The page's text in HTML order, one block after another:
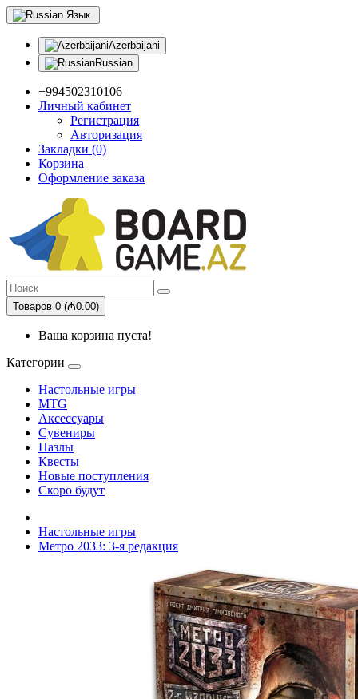
Язык
Azerbaijani
Russian
+994502310106
Личный кабинет
Регистрация
Авторизация
Закладки (0)
Корзина
Оформление заказа
Товаров 0 (₼0.00)
Ваша корзина пуста!
Категории
Настольные игры
MTG
Аксессуары
Сувениры
Пазлы
Квесты
Новые поступления
Скоро будут
Настольные игры
Метро 2033: 3-я редакция